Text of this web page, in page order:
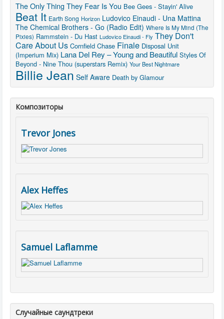
The Only Thing They Fear Is You Bee Gees - Stayin' Alive
Beat It Earth Song Horizon Ludovico Einaudi - Una Mattina
The Chemical Brothers - Go (Radio Edit) Where Is My Mind (The
Pixies) Rammstein - Du Hast Ludovico Einaudi - Fly They Don't
Care About Us Cornfield Chase Finale Disposal Unit
(Imperium Mix) Lana Del Rey – Young and Beautiful Styles Of
Beyond - Nine Thou (superstars Remix) Your Best Nightmare
Billie Jean Self Aware Death by Glamour
Композиторы
Trevor Jones
Alex Heffes
Samuel Laflamme
Случайные саундтреки